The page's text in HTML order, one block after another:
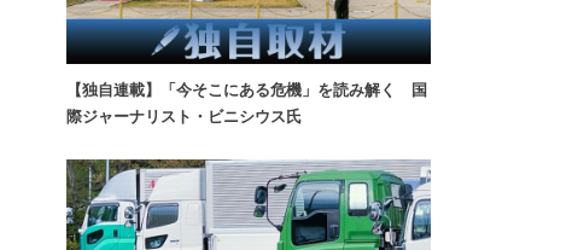
【独自連載】「今そこにある危機」を読み解く 国
際ジャーナリスト・ビニシウス氏